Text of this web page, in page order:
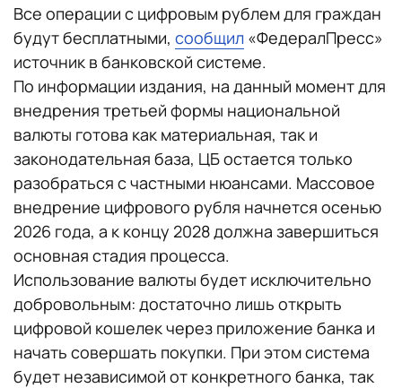
Все операции с цифровым рублем для граждан
будут бесплатными, сообщил «ФедералПресс»
источник в банковской системе.
По информации издания, на данный момент для
внедрения третьей формы национальной
валюты готова как материальная, так и
законодательная база, ЦБ остается только
разобраться с частными нюансами. Массовое
внедрение цифрового рубля начнется осенью
2026 года, а к концу 2028 должна завершиться
основная стадия процесса.
Использование валюты будет исключительно
добровольным: достаточно лишь открыть
цифровой кошелек через приложение банка и
начать совершать покупки. При этом система
будет независимой от конкретного банка, так